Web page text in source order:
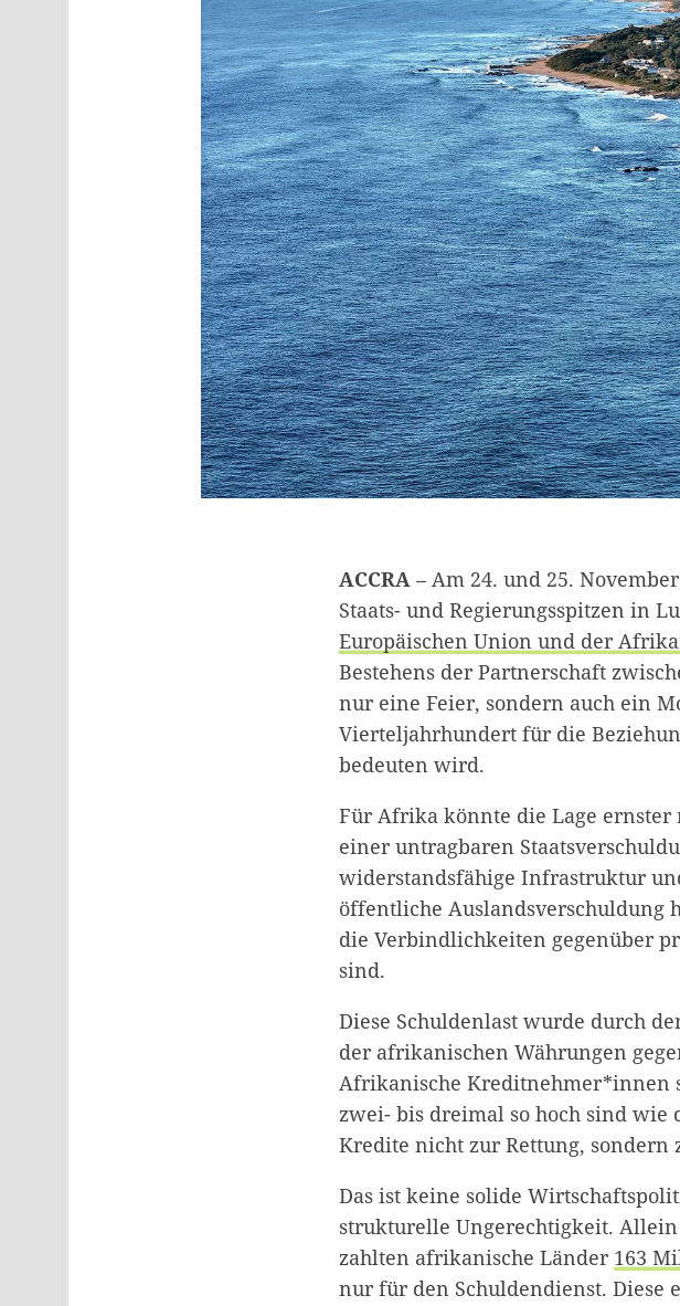
ACCRA – Am 24. und 25.
Staats- und Regierungsspitzen in
Europäischen Union und der
Bestehens der Partnerschaft
nur eine Feier, sondern auch ein
Vierteljahrhundert für die
bedeuten wird.
Für Afrika könnte die Lage
einer untragbaren
widerstandsfähige Infrastruktur
öffentliche Auslandsverschuldung
die Verbindlichkeiten gegenüber
sind.
Diese Schuldenlast wurde durch
der afrikanischen Währungen
Afrikanische Kreditnehmer*innen
zwei- bis dreimal so hoch sind
Kredite nicht zur Rettung, sondern
Das ist keine solide
strukturelle Ungerechtigkeit. Allein
zahlten afrikanische Länder 163
nur für den Schuldendienst. Diese